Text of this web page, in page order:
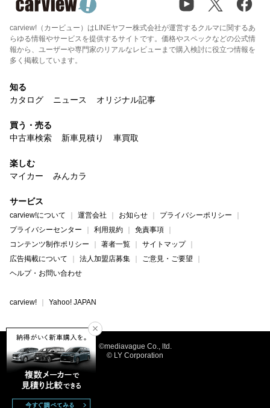
carview!（カービュー）はLINEヤフー株式会社が運営するクルマに関するあ
らゆる情報やサービスを提供するサイトです。価格やスペックなどの公式情
報から、ユーザーや専門家のリアルなレビューまで購入検討に役立つ情報を
多く掲載しています。
知る
カタログ
ニュース オリジナル記事
買う・売る
中古車検索
新車見積り 車買取
楽しむ
マイカー
みんカラ
サービス
carview!について 運営会社 お知らせ
プライバシーポリシー
プライバシーセンター
利用規約
免責事項
コンテンツ制作ポリシー
著者一覧
サイトマップ
広告掲載について
法人加盟店募集
ご意見・ご要望
ヘルプ・お問い合わせ
carview! Yahoo! JAPAN
©mediavague Co., ltd.
© LY Corporation